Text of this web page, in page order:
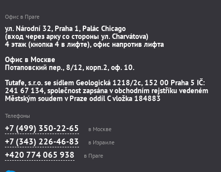
Офис в Праге
ул. Národní 32, Praha 1, Palác Chicago
(вход через арку со стороны ул. Charvátova)
4 этаж (кнопка 4 в лифте), офис напротив лифта
Офис в Москве
Потаповский пер., 8/12, корп.2, оф. 10.
Tutafe, s.r.o. se sídlem Geologická 1218/2c, 152 00 Praha 5 IČ:
241 67 134, společnost zapsána v obchodním rejstříku vedeném
Městským soudem v Praze oddíl C vložka 184883
Телефоны
+7 (499) 350-22-65 в Москве
+7 (343) 226-46-83 в Израиле
+420 774 065 938 в Праге